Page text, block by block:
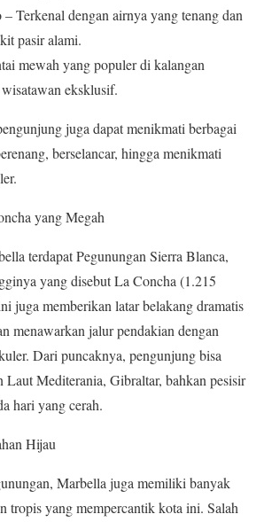
Terkenal dengan airnya yang tenang dan
pasir alami.
mewah yang populer di kalangan
eksklusif.
juga dapat menikmati berbagai
berselancar, hingga menikmati
yang Megah
terdapat Pegunungan Sierra Blanca,
yang disebut La Concha (1.215
juga memberikan latar belakang dramatis
menawarkan jalur pendakian dengan
Dari puncaknya, pengunjung bisa
Laut Mediterania, Gibraltar, bahkan pesisir
hari yang cerah.
Hijau
Marbella juga memiliki banyak
tropis yang mempercantik kota ini. Salah